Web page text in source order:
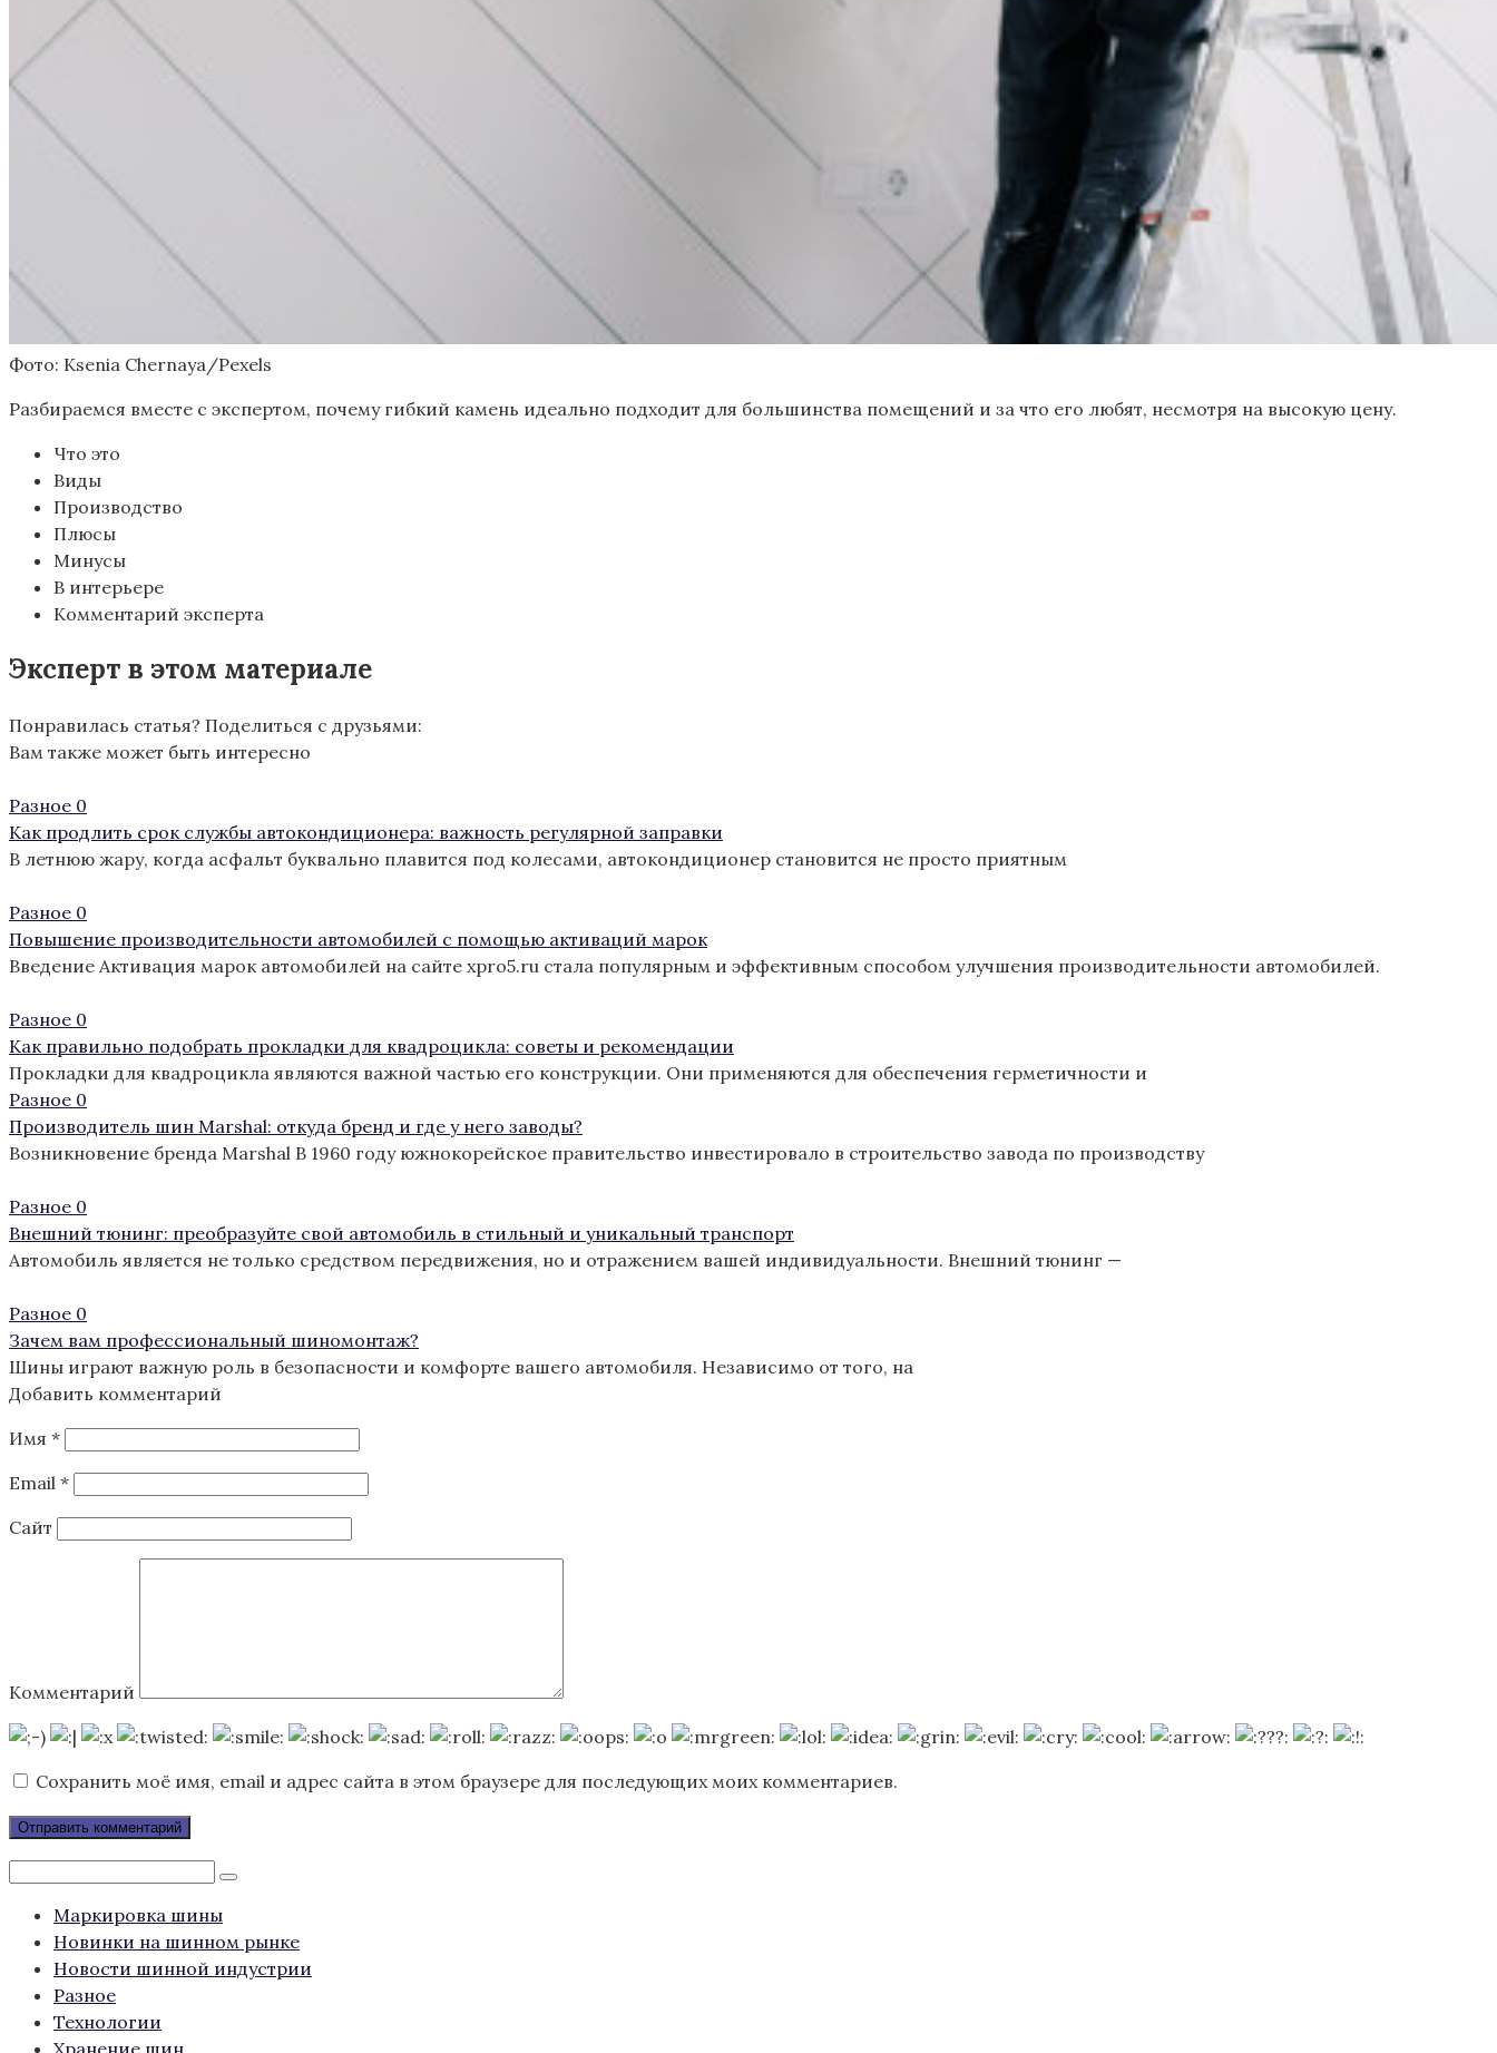
Фото: Ksenia Chernaya/Pexels
Разбираемся вместе с экспертом, почему гибкий камень идеально подходит для большинства помещений и за что его любят, несмотря на высокую цену.
Что это
Виды
Производство
Плюсы
Минусы
В интерьере
Комментарий эксперта
Эксперт в этом материале
Понравилась статья? Поделиться с друзьями:
Вам также может быть интересно
Разное 0
Как продлить срок службы автокондиционера: важность регулярной заправки
В летнюю жару, когда асфальт буквально плавится под колесами, автокондиционер становится не просто приятным
Разное 0
Повышение производительности автомобилей с помощью активаций марок
Введение Активация марок автомобилей на сайте xpro5.ru стала популярным и эффективным способом улучшения производительности автомобилей.
Разное 0
Как правильно подобрать прокладки для квадроцикла: советы и рекомендации
Прокладки для квадроцикла являются важной частью его конструкции. Они применяются для обеспечения герметичности и
Разное 0
Производитель шин Marshal: откуда бренд и где у него заводы?
Возникновение бренда Marshal В 1960 году южнокорейское правительство инвестировало в строительство завода по производству
Разное 0
Внешний тюнинг: преобразуйте свой автомобиль в стильный и уникальный транспорт
Автомобиль является не только средством передвижения, но и отражением вашей индивидуальности. Внешний тюнинг —
Разное 0
Зачем вам профессиональный шиномонтаж?
Шины играют важную роль в безопасности и комфорте вашего автомобиля. Независимо от того, на
Добавить комментарий
Имя *
Email *
Сайт
Комментарий
Сохранить моё имя, email и адрес сайта в этом браузере для последующих моих комментариев.
Поиск:
Маркировка шины
Новинки на шинном рынке
Новости шинной индустрии
Разное
Технологии
Хранение шин